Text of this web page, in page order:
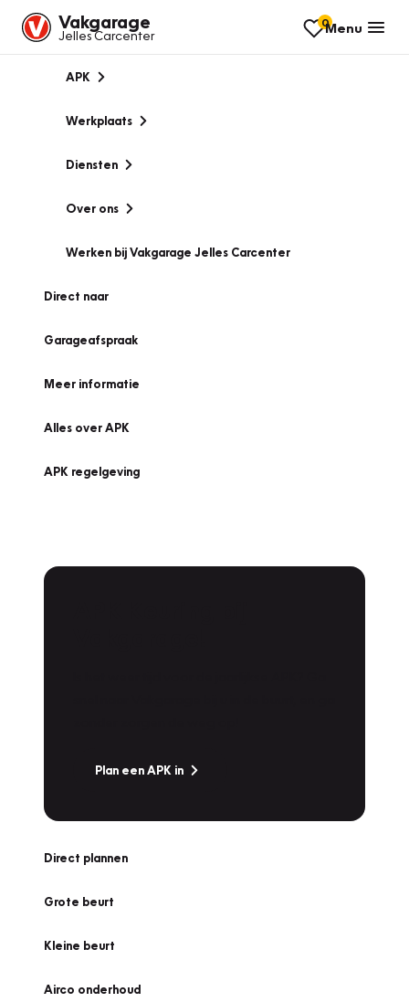
Vakgarage
Jelles Carcenter
0Menu
APK
Werkplaats
Diensten
Over ons
Werken bij Vakgarage Jelles Carcenter
Direct naar
Garageafspraak
Meer informatie
Alles over APK
APK regelgeving
Plan een APK in
Direct plannen
Grote beurt
Kleine beurt
Airco onderhoud